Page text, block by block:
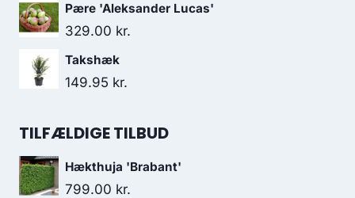
Pære 'Aleksander Lucas'
329.00 kr.
Takshæk
149.95 kr.
TILFÆLDIGE TILBUD
Hækthuja 'Brabant'
799.00 kr.